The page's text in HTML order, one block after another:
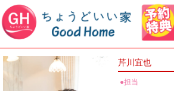
芹川宜也
●担当